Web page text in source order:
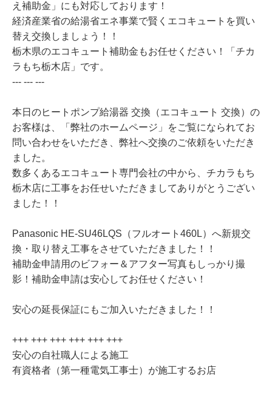
え補助金」にも対応しております！
経済産業省の給湯省エネ事業で賢くエコキュートを買い
替え交換しましょう！！
栃木県のエコキュート補助金もお任せください！「チカ
ラもち栃木店」です。
--- --- ---
本日のヒートポンプ給湯器 交換（エコキュート 交換）の
お客様は、「弊社のホームページ」をご覧になられてお
問い合わせをいただき、弊社へ交換のご依頼をいただき
ました。
数多くあるエコキュート専門会社の中から、チカラもち
栃木店に工事をお任せいただきましてありがとうござい
ました！！
Panasonic HE-SU46LQS（フルオート460L）へ新規交
換・取り替え工事をさせていただきました！！
補助金申請用のビフォー＆アフター写真もしっかり撮
影！補助金申請は安心してお任せください！
安心の延長保証にもご加入いただきました！！
+++ +++ +++ +++ +++ +++
安心の自社職人による施工
有資格者（第一種電気工事士）が施工するお店